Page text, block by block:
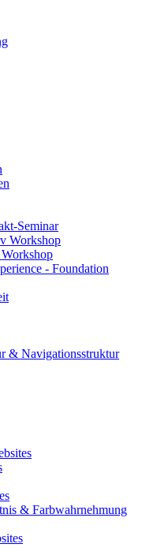
Seminar
Workshop
- Foundation
& Navigationsstruktur
& Farbwahrnehmung